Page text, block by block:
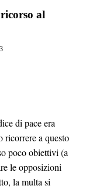
al
di pace era
ricorrere a questo
poco obiettivi (a
le opposizioni
la multa si